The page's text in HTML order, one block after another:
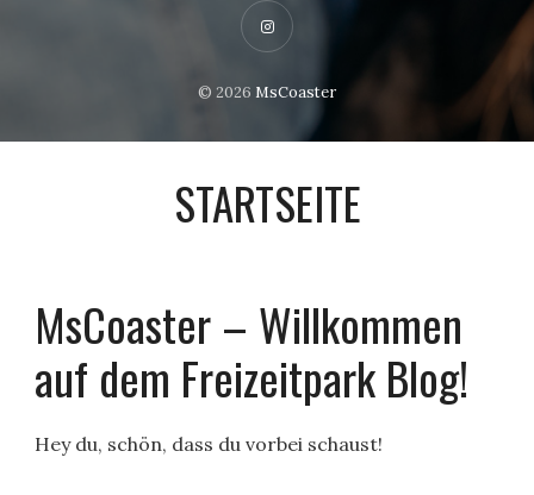
© 2026 MsCoaster
STARTSEITE
MsCoaster – Willkommen
auf dem Freizeitpark Blog!
Hey du, schön, dass du vorbei schaust!